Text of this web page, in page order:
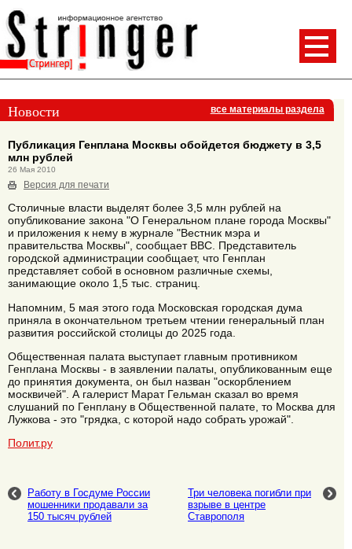
Новости все материалы раздела
Публикация Генплана Москвы обойдется бюджету в 3,5
млн рублей
26 Мая 2010
Версия для печати
Столичные власти выделят более 3,5 млн рублей на
опубликование закона "О Генеральном плане города Москвы"
и приложения к нему в журнале "Вестник мэра и
правительства Москвы", сообщает ВВС. Представитель
городской администрации сообщает, что Генплан
представляет собой в основном различные схемы,
занимающие около 1,5 тыс. страниц.
Напомним, 5 мая этого года Московская городская дума
приняла в окончательном третьем чтении генеральный план
развития российской столицы до 2025 года.
Общественная палата выступает главным противником
Генплана Москвы - в заявлении палаты, опубликованным еще
до принятия документа, он был назван "оскорблением
москвичей". А галерист Марат Гельман сказал во время
слушаний по Генплану в Общественной палате, то Москва для
Лужкова - это "грядка, с которой надо собрать урожай".
Полит.ру
Работу в Госдуме России
мошенники продавали за
150 тысяч рублей
Три человека погибли при
взрыве в центре
Ставрополя